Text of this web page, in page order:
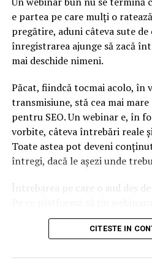
e partea pe care mulți o
pregătire, aduni câteva sute
înregistrarea ajunge să zacă
mai deschide nimeni.
Păcat, fiindcă tocmai acolo, în
transmisiune, stă cea mai
pentru SEO. Un webinar e, în
vorbite, câteva întrebări reale
Toate astea pot deveni
întregi, dacă le așezi unde
Întrebarea pe care o aud des de
din Google, nu doar lead-uri pe
scurt e că platforma contează,
CITESTE IN